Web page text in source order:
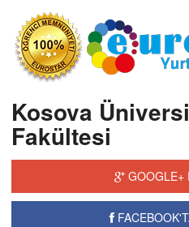
Kosova
Fakültesi
GOOGLE+